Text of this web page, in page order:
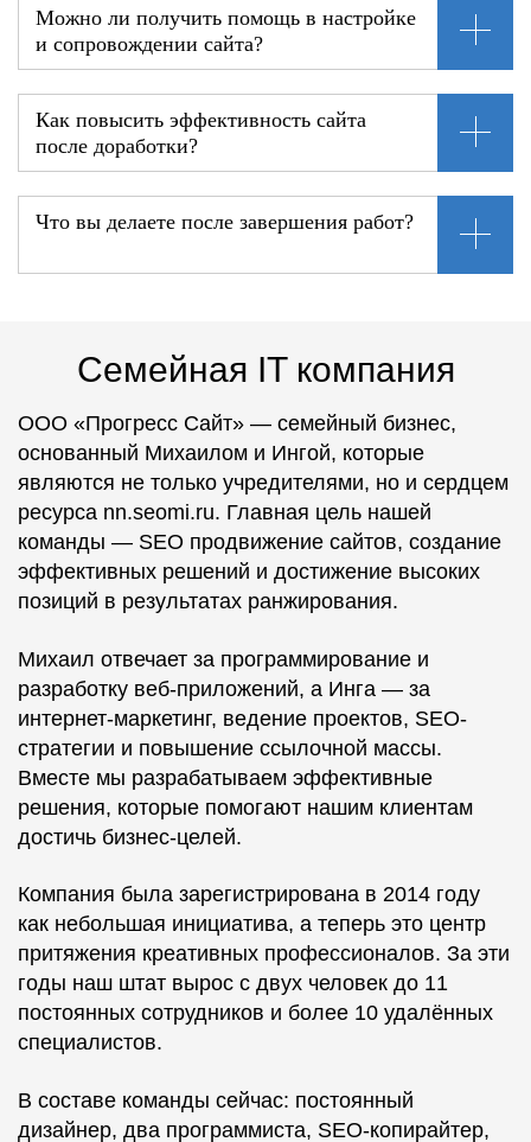
Можно ли получить помощь в настройке
и сопровождении сайта?
Как повысить эффективность сайта
после доработки?
Что вы делаете после завершения работ?
Семейная IT компания
ООО «Прогресс Сайт» — семейный бизнес,
основанный Михаилом и Ингой, которые
являются не только учредителями, но и сердцем
ресурса nn.seomi.ru. Главная цель нашей
команды — SEO продвижение сайтов, создание
эффективных решений и достижение высоких
позиций в результатах ранжирования.
Михаил отвечает за программирование и
разработку веб-приложений, а Инга — за
интернет-маркетинг, ведение проектов, SEO-
стратегии и повышение ссылочной массы.
Вместе мы разрабатываем эффективные
решения, которые помогают нашим клиентам
достичь бизнес-целей.
Компания была зарегистрирована в 2014 году
как небольшая инициатива, а теперь это центр
притяжения креативных профессионалов. За эти
годы наш штат вырос с двух человек до 11
постоянных сотрудников и более 10 удалённых
специалистов.
В составе команды сейчас: постоянный
дизайнер, два программиста, SEO-копирайтер,